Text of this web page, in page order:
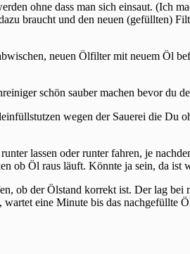
ohne dass man sich einsaut. (Ich
braucht und den neuen (gefüllten)
neuen Ölfilter mit neuem Öl
schön sauber machen bevor du
wegen der Sauerei die
lassen oder runter fahren, je
ob Öl raus läuft. Könnte ja sein, da ist
ob der Ölstand korrekt ist. Der lag
eine Minute bis das